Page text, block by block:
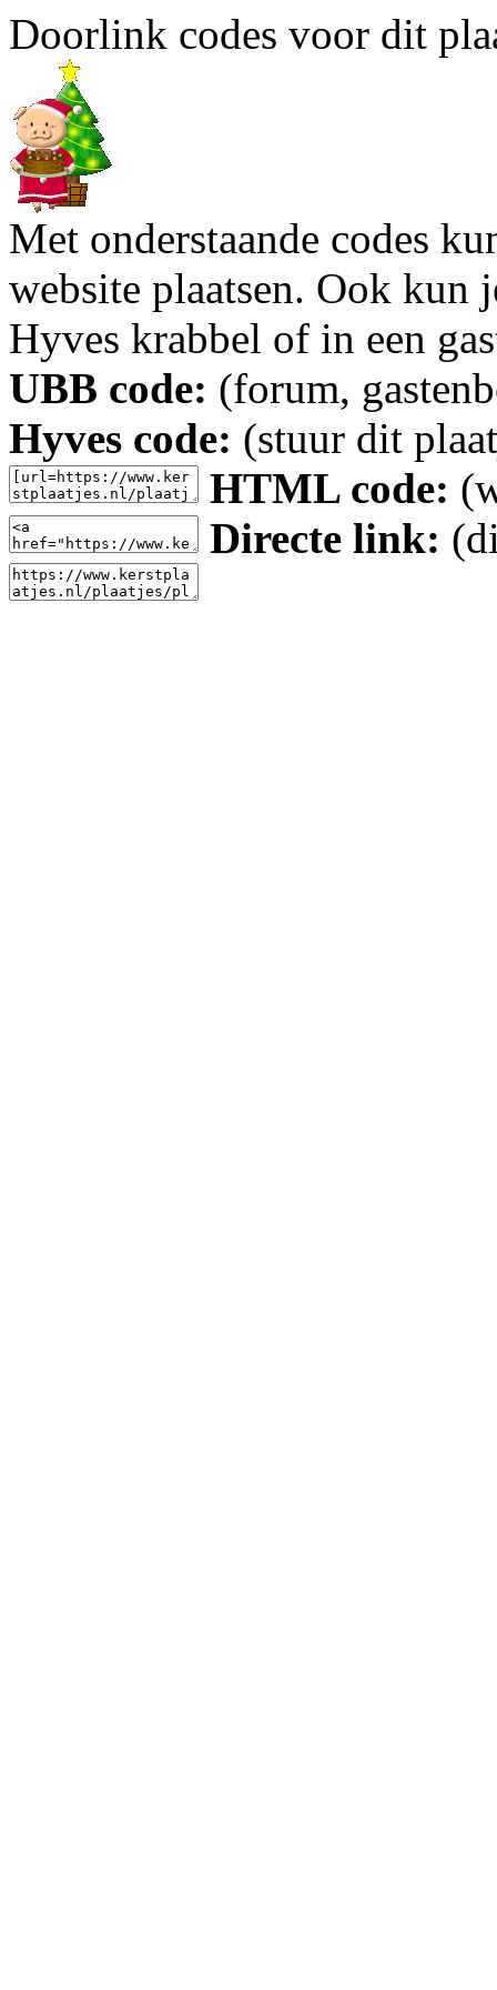
Doorlink codes voor dit
Met onderstaande codes
website plaatsen. Ook kun
Hyves krabbel of in een
UBB code: (forum,
Hyves code: (stuur dit
HTML code:
Directe link: